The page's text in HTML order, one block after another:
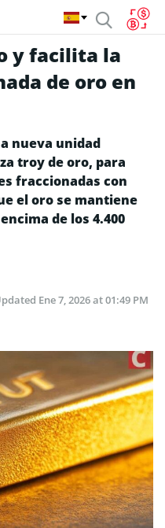
y facilita la
de oro en
nueva unidad
troy de oro, para
fraccionadas con
el oro se mantiene
de los 4.400
Ene 7, 2026 at 01:49 PM